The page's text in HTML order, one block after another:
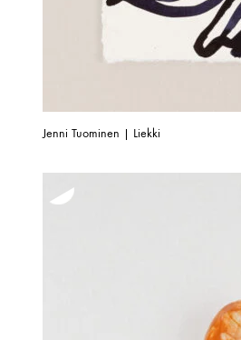
Jenni Tuominen | Liekki